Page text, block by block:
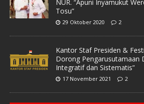
NUR. “Apuni Inyamukut
Tosu”
29 Oktober 2020 2
Kantor Staf Presiden &
Dorong Pengarusutamaan
Integratif dan Sistematis”
17 November 2021 2